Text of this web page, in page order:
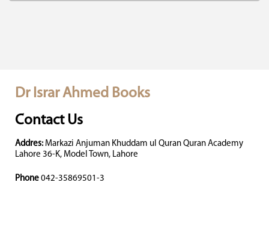
Dr Israr Ahmed Books
Contact Us
Addres: Markazi Anjuman Khuddam ul Quran Quran Academy
Lahore 36-K, Model Town, Lahore
Phone 042-35869501-3